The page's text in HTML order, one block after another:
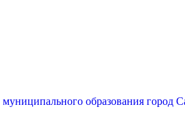
образования город